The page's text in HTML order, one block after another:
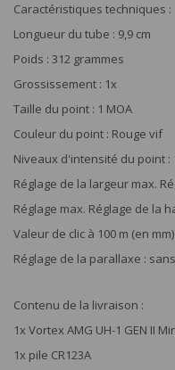
Caractéristiques techniques :
Longueur du tube : 9,9 cm
Poids : 312 grammes
Grossissement : 1x
Taille du point : 1 MOA
Couleur du point : Rouge vif
Niveaux d'intensité du point
Réglage de la largeur max.
Réglage max. Réglage de la
Valeur de clic à 100 m (en
Réglage de la parallaxe :
Contenu de la livraison :
1x Vortex AMG UH-1 GEN II
1x pile CR123A